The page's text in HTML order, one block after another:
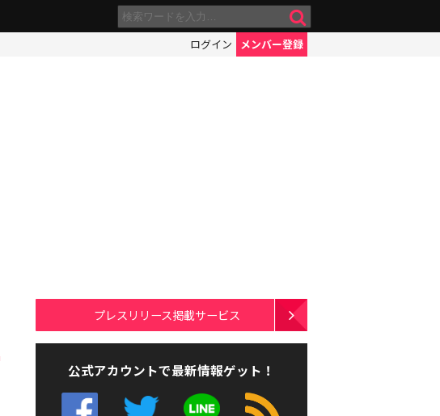
ログイン メンバー登録
プレスリリース掲載サービス
公式アカウントで最新情報ゲット！